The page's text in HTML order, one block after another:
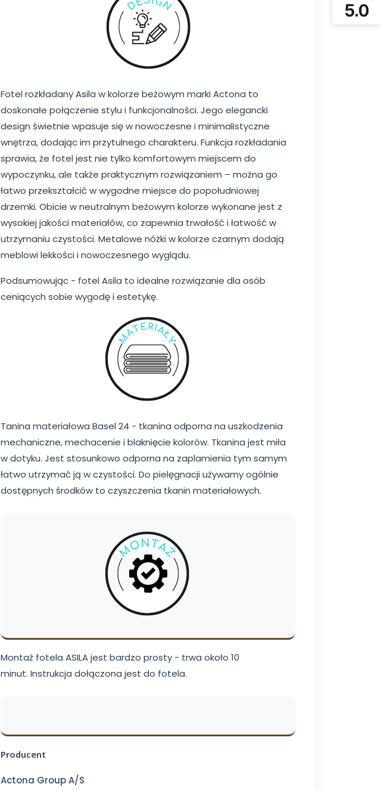
Fotel rozkładany Asila w kolorze beżowym marki Actona to
doskonałe połączenie stylu i funkcjonalności. Jego elegancki
design świetnie wpasuje się w nowoczesne i minimalistyczne
wnętrza, dodając im przytulnego charakteru. Funkcja rozkładania
sprawia, że fotel jest nie tylko komfortowym miejscem do
wypoczynku, ale także praktycznym rozwiązaniem – można go
łatwo przekształcić w wygodne miejsce do popołudniowej
drzemki. Obicie w neutralnym beżowym kolorze wykonane jest z
wysokiej jakości materiałów, co zapewnia trwałość i łatwość w
utrzymaniu czystości. Metalowe nóżki w kolorze czarnym dodają
meblowi lekkości i nowoczesnego wyglądu.
Podsumowując - fotel Asila to idealne rozwiązanie dla osób
ceniących sobie wygodę i estetykę.
Tanina materiałowa Basel 24 - tkanina odporna na uszkodzenia
mechaniczne, mechacenie i blaknięcie kolorów. Tkanina jest miła
w dotyku. Jest stosunkowo odporna na zaplamienia tym samym
łatwo utrzymać ją w czystości. Do pielęgnacji używamy ogólnie
dostępnych środków to czyszczenia tkanin materiałowych.
Montaż fotela ASILA jest bardzo prosty - trwa około 10
minut. Instrukcja dołączona jest do fotela.
Producent
Actona Group A/S
5.0